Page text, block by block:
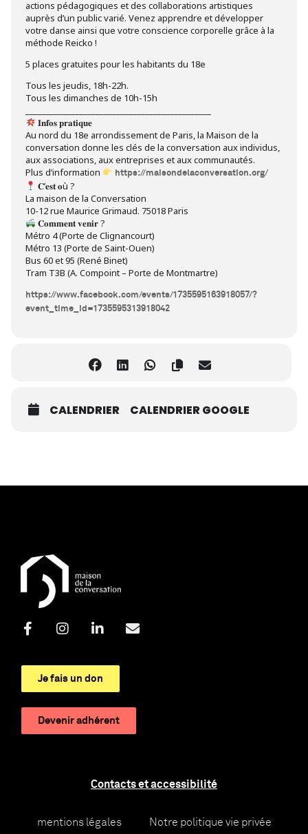
actions pédagogiques et des collaborations artistiques
auprès d’un public varié. Venez apprendre et développer
votre danse ainsi que votre conscience corporelle grâce à la
méthode Reicko !
5 places gratuites pour les habitants du 18e
Tous les jeudis, 18h-22h.
Tous les dimanches de 10h-15h
𝐈𝐧𝐟𝐨𝐬 𝐩𝐫𝐚𝐭𝐢𝐪𝐮𝐞
Au nord du 18e arrondissement de Paris, la Maison de la
conversation donne les clés de la conversation aux individus,
aux associations, aux entreprises et aux communautés.
Plus d’information
https://maisondelaconversation.org/
𝐂’𝐞𝐬𝐭 𝐨ù ?
La maison de la Conversation
10-12 rue Maurice Grimaud. 75018 Paris
𝐂𝐨𝐦𝐦𝐞𝐧𝐭 𝐯𝐞𝐧𝐢𝐫 ?
Métro 4 (Porte de Clignancourt)
Métro 13 (Porte de Saint-Ouen)
Bus 60 et 95 (René Binet)
Tram T3B (A. Compoint – Porte de Montmartre)
https://www.facebook.com/events/1735595163918057/?
event_time_id=1735595313918042
CALENDRIER CALENDRIER GOOGLE
Je fais un don
Devenir adhérent
Contacts et accessibilité
mentions légales Notre politique vie privée